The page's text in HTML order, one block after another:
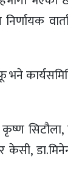
सिटौला,